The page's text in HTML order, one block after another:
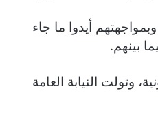
أيدوا ما جاء
بينهم.
وتولت النيابة العامة